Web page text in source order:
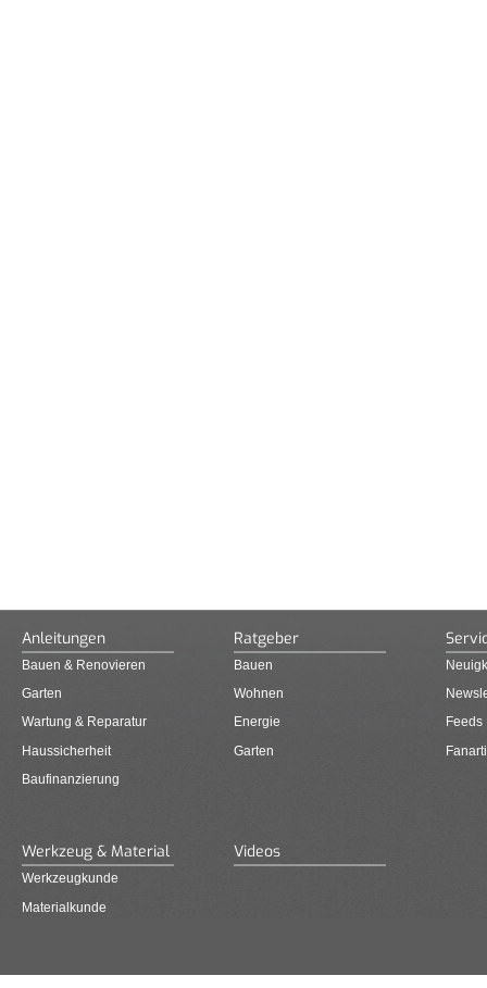
Anleitungen
Bauen & Renovieren
Garten
Wartung & Reparatur
Haussicherheit
Baufinanzierung
Ratgeber
Bauen
Wohnen
Energie
Garten
Feeds
Werkzeug & Material
Werkzeugkunde
Materialkunde
Videos